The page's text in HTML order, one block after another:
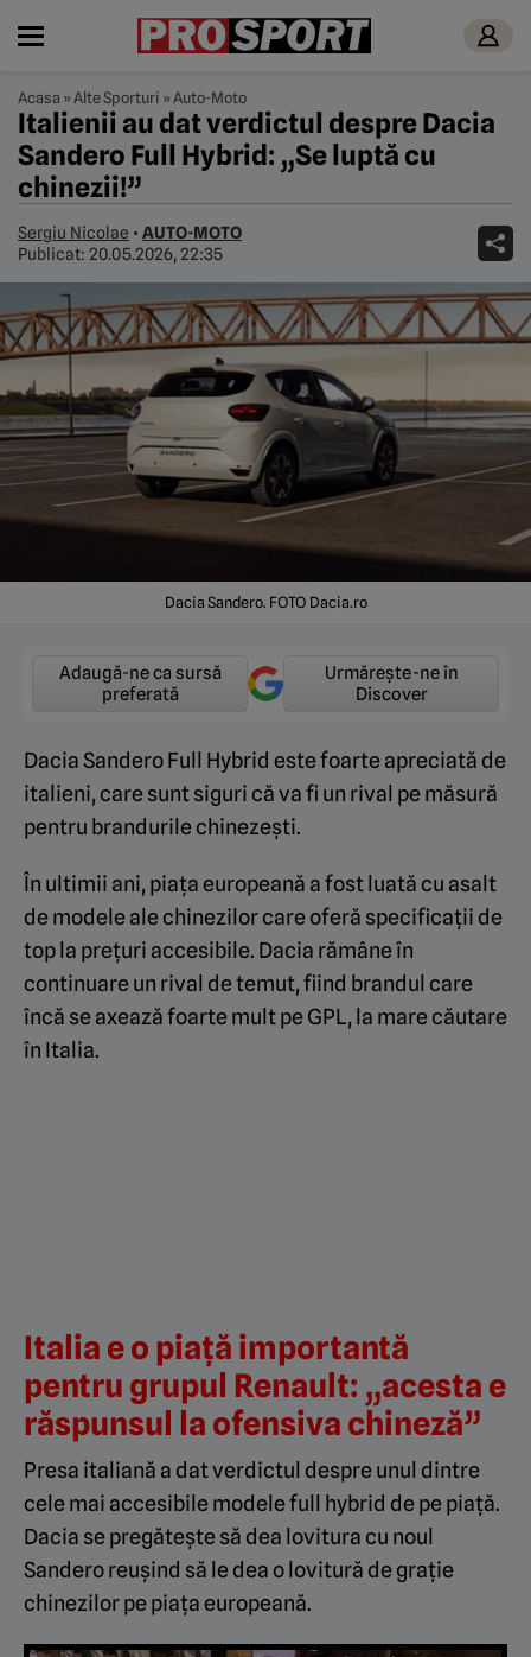
Acasa »Alte Sporturi »Auto-Moto
Italienii au dat verdictul despre Dacia
Sandero Full Hybrid: „Se luptă cu
chinezii!”
Sergiu Nicolae • AUTO-MOTO
Publicat: 20.05.2026, 22:35
Dacia Sandero. FOTO Dacia.ro
Adaugă-ne ca sursă
preferată
Urmărește-ne în
Discover
Dacia Sandero Full Hybrid este foarte apreciată de
italieni, care sunt siguri că va fi un rival pe măsură
pentru brandurile chinezești.
În ultimii ani, piața europeană a fost luată cu asalt
de modele ale chinezilor care oferă specificații de
top la prețuri accesibile. Dacia rămâne în
continuare un rival de temut, fiind brandul care
încă se axează foarte mult pe GPL, la mare căutare
în Italia.
Italia e o piață importantă
pentru grupul Renault: „acesta e
răspunsul la ofensiva chineză”
Presa italiană a dat verdictul despre unul dintre
cele mai accesibile modele full hybrid de pe piață.
Dacia se pregătește să dea lovitura cu noul
Sandero reușind să le dea o lovitură de grație
chinezilor pe piața europeană.